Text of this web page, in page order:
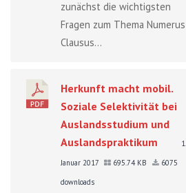
zunächst die wichtigsten
Fragen zum Thema Numerus
Clausus...
Herkunft macht mobil.
Soziale Selektivität bei
Auslandsstudium und
Auslandspraktikum
1.
Januar 2017
695.74 KB
6075
downloads